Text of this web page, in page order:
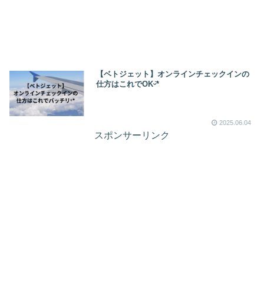
【ベトジェット】オンラインチェックインの
仕方はこれでOKᵕ̈*
2025.06.04
スポンサーリンク